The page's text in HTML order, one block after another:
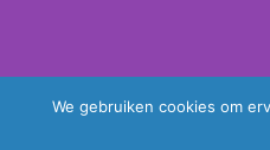
We gebruiken cookies om